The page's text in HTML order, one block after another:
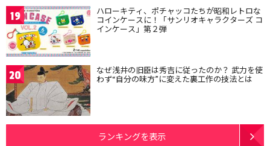
19 ハローキティ、ポチャッコたちが昭和レトロな
コインケースに！「サンリオキャラクターズ コ
インケース」第２弾
20 なぜ浅井の旧臣は秀吉に従ったのか？ 武力を使
わず“自分の味方”に変えた裏工作の技法とは
ランキングを表示